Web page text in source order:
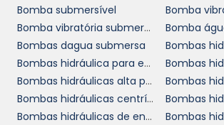
rurais até grandes indústrias.
aplicação reforça a relevância do
mercado B2B.
ESCOLHENDO A
IDEAL
Bomba submersível
Bomba
Bomba vibratória submersa
Bomba
Bombas dagua submersa
Bombas hidráulica para empilhadeira
Bombas
Bombas hidráulicas alta pressão
Bombas hidráulicas centrífugas comprar
Bombas hidráulicas de engrenagens em SP
Bombas